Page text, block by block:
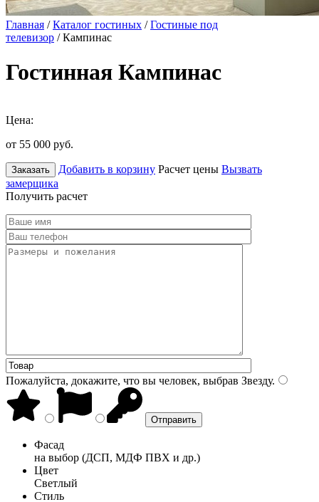
Главная /Каталог гостиных /Гостиные под
телевизор / Кампинас
Гостинная Кампинас
Цена:
от 55 000 руб.
Заказать Добавить в корзину Расчет цены Вызвать
замерщика
Получить расчет
Пожалуйста, докажите, что вы человек, выбрав Звезду.
Фасад
на выбор (ДСП, МДФ ПВХ и др.)
Цвет
Светлый
Стиль